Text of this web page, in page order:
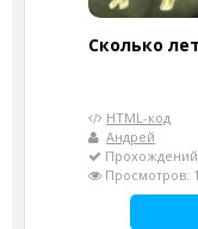
Cколько
HTML-код
Андрей
Просмотров: